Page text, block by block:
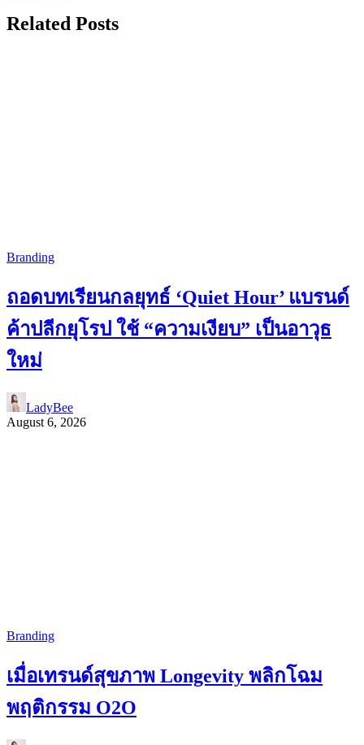
Related Posts
Branding
ถอดบทเรียนกลยุทธ์ ‘Quiet Hour’ แบรนด์
ค้าปลีกยุโรป ใช้ “ความเงียบ” เป็นอาวุธ
ใหม่
LadyBee
August 6, 2026
Branding
เมื่อเทรนด์สุขภาพ Longevity พลิกโฉม
พฤติกรรม O2O